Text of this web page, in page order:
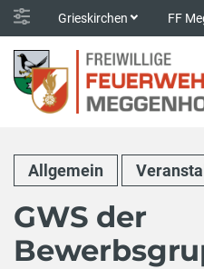
Grieskirchen FF
Allgemein
GWS der